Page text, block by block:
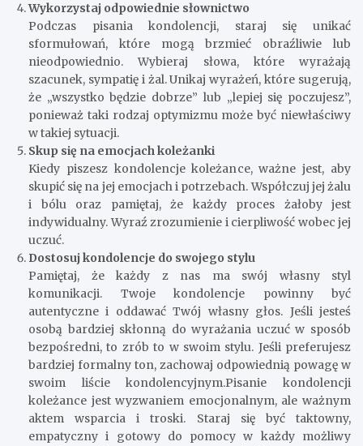
Wykorzystaj odpowiednie słownictwo
Podczas pisania kondolencji, staraj się unikać
sformułowań, które mogą brzmieć obraźliwie lub
nieodpowiednio. Wybieraj słowa, które wyrażają
szacunek, sympatię i żal. Unikaj wyrażeń, które sugerują,
że „wszystko będzie dobrze” lub „lepiej się poczujesz”,
ponieważ taki rodzaj optymizmu może być niewłaściwy
w takiej sytuacji.
Skup się na emocjach koleżanki
Kiedy piszesz kondolencje koleżance, ważne jest, aby
skupić się na jej emocjach i potrzebach. Współczuj jej żalu
i bólu oraz pamiętaj, że każdy proces żałoby jest
indywidualny. Wyraź zrozumienie i cierpliwość wobec jej
uczuć.
Dostosuj kondolencje do swojego stylu
Pamiętaj, że każdy z nas ma swój własny styl
komunikacji. Twoje kondolencje powinny być
autentyczne i oddawać Twój własny głos. Jeśli jesteś
osobą bardziej skłonną do wyrażania uczuć w sposób
bezpośredni, to zrób to w swoim stylu. Jeśli preferujesz
bardziej formalny ton, zachowaj odpowiednią powagę w
swoim liście kondolencyjnym.Pisanie kondolencji
koleżance jest wyzwaniem emocjonalnym, ale ważnym
aktem wsparcia i troski. Staraj się być taktowny,
empatyczny i gotowy do pomocy w każdy możliwy